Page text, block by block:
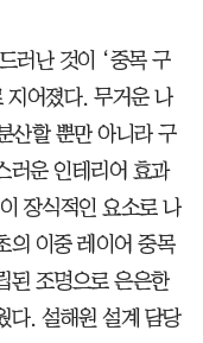
러난 것이 ‘중목 구
지어졌다. 무거운 나
산할 뿐만 아니라 구
러운 인테리어 효과
장식적인 요소로 나
의 이중 레이어 중목
된 조명으로 은은한
다. 설해원 설계 담당